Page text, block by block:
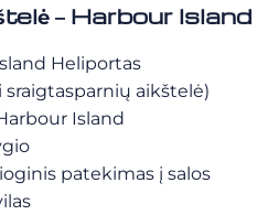
– Harbour Island
Heliportas
sraigtasparnių aikštelė)
Island
patekimas į salos